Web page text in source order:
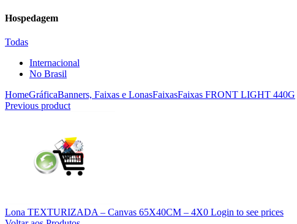
Hospedagem
Todas
Internacional
No Brasil
HomeGráficaBanners, Faixas e LonasFaixasFaixas FRONT LIGHT 440G
Previous product
Lona TEXTURIZADA – Canvas 65X40CM – 4X0 Login to see prices